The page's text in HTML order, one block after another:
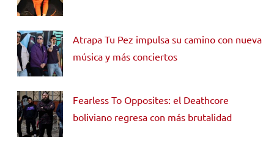
Atrapa Tu Pez impulsa su camino con nueva
música y más conciertos
Fearless To Opposites: el Deathcore
boliviano regresa con más brutalidad